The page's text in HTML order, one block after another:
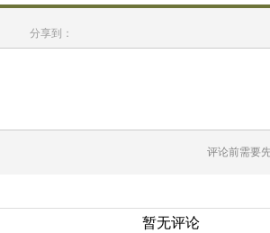
分享到：
评论前需要
暂无评论